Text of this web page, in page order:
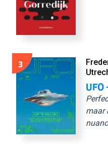
3
maar